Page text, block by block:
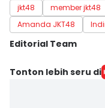
jkt48 member jkt48
Amanda JKT48
Editorial Team
Editor
Tonton lebih seru di